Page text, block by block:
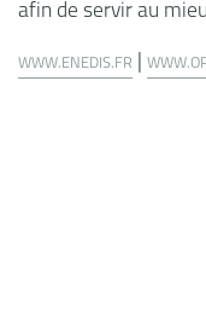
afin de servir au
WWW.ENEDIS.FR